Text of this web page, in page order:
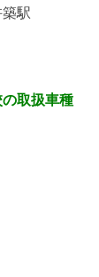
駅
取扱車種